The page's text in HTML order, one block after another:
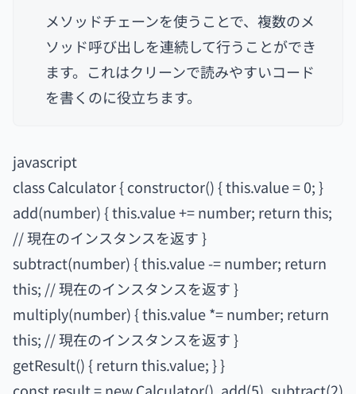
メソッドチェーンを使うことで、複数のメ
ソッド呼び出しを連続して行うことができ
ます。これはクリーンで読みやすいコード
を書くのに役立ちます。
javascript
class Calculator { constructor() { this.value = 0; }
add(number) { this.value += number; return this;
// 現在のインスタンスを返す }
subtract(number) { this.value -= number; return
this; // 現在のインスタンスを返す }
multiply(number) { this.value *= number; return
this; // 現在のインスタンスを返す }
getResult() { return this.value; } }